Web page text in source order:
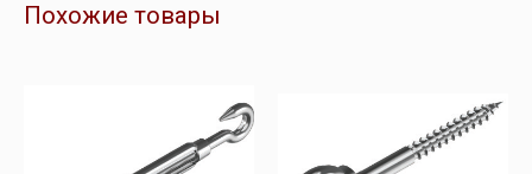
Похожие товары